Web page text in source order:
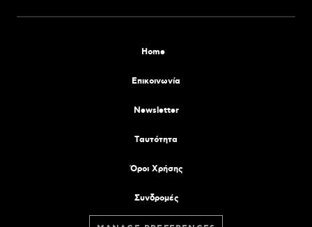
Home
Επικοινωνία
Newsletter
Tαυτότητα
Όροι Χρήσης
Συνδρομές